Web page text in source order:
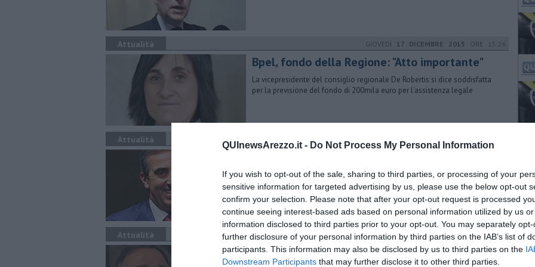
QUInewsArezzo.it - Do Not Process My Personal Information
If you wish to opt-out of the sale, sharing to third parties, or processing of your
sensitive information for targeted advertising by us, please use the below opt-out
confirm your selection. Please note that after your opt-out request is processed
continue seeing interest-based ads based on personal information utilized by us
information disclosed to third parties prior to your opt-out. You may separately
further disclosure of your personal information by third parties on the IAB’s list of
participants. This information may also be disclosed by us to third parties on the
Downstream Participants that may further disclose it to other third parties.
Attualità GIOVEDÌ 17 DICEMBRE 2015 ORE 15:26
Bpel, fondo della Regione: "Atto importante"
La vicepresidente del consiglio regionale De Robertis si dice soddisfatta
per la previsione del fondo di 200mila euro per l’assistenza legale
Attualità GIOVEDÌ 10 DICEMBRE 2015 ORE 12:00
Prevista una manifestazione con i risparmiatori di Banca Etruria che
chiedono il risarcimento delle obbligazionisti al 100% con i soldi dei
banchieri
Attualità VENERDÌ 04 DICEMBRE 2015ORE 09:00
Bpel, Rossi si rivolge a Governo e Bankitalia